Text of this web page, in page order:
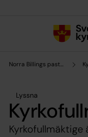
Norra Billings pastorat
Lyssna
Kyrkofullmäktige